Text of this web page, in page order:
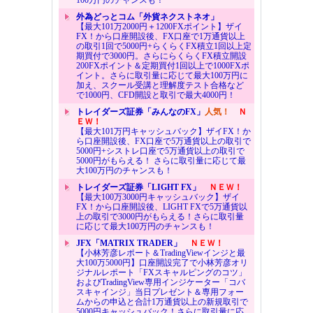
外為どっとコム「外貨ネクストネオ」
【最大101万2000円＋1200FXポイント】ザイ
FX！から口座開設後、FX口座で1万通貨以上
の取引1回で5000円+らくらくFX積立1回以上定
期買付で3000円。さらにらくらくFX積立開設
200FXポイント＆定期買付1回以上で1000FXポ
イント。さらに取引量に応じて最大100万円に
加え、スクール受講と理解度テスト合格など
で1000円、CFD開設と取引で最大4000円！
トレイダーズ証券「みんなのFX」 人気！
Ｎ
ＥＷ！
【最大101万円キャッシュバック】ザイFX！か
ら口座開設後、FX口座で5万通貨以上の取引で
5000円+シストレ口座で5万通貨以上の取引で
5000円がもらえる！ さらに取引量に応じて最
大100万円のチャンスも！
トレイダーズ証券「LIGHT FX」
ＮＥＷ！
【最大100万3000円キャッシュバック】ザイ
FX！から口座開設後、LIGHT FXで5万通貨以
上の取引で3000円がもらえる！さらに取引量
に応じて最大100万円のチャンスも！
JFX「MATRIX TRADER」
ＮＥＷ！
【小林芳彦レポート＆TradingViewインジと最
大100万5000円】口座開設完了で小林芳彦オリ
ジナルレポート「FXスキャルピングのコツ」
およびTradingView専用インジケーター「コバ
スキャインジ」当日プレゼント＆専用フォー
ムからの申込と合計1万通貨以上の新規取引で